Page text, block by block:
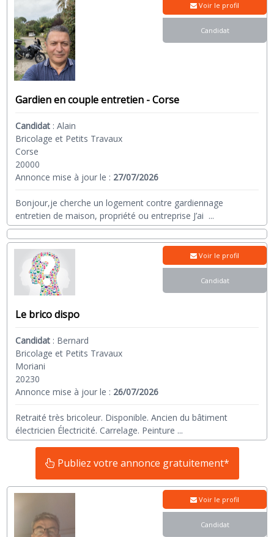
Gardien en couple entretien - Corse
Candidat :Alain
Bricolage et Petits Travaux
Corse
20000
Annonce mise à jour le : 27/07/2026
Bonjour,je cherche un logement contre gardiennage
entretien de maison, propriété ou entreprise J’ai ...
Voir le profil
Candidat
Le brico dispo
Candidat : Bernard
Bricolage et Petits Travaux
Moriani
20230
Annonce mise à jour le : 26/07/2026
Retraité très bricoleur. Disponible. Ancien du bâtiment
électricien Électricité. Carrelage. Peinture ...
Voir le profil
Candidat
Publiez votre annonce gratuitement*
Voir le profil
Candidat